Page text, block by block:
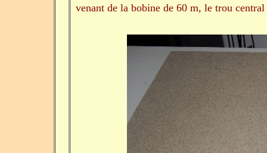
venant de la bobine de 60 m, le trou